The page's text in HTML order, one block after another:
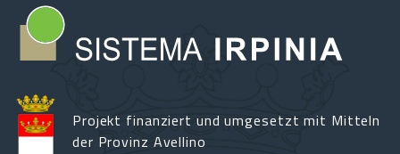
Projekt finanziert und umgesetzt mit Mitteln
der Provinz Avellino